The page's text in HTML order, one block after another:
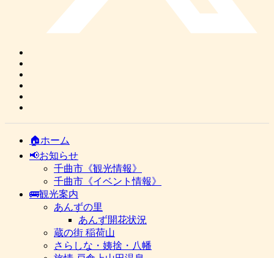
🏠ホーム
📢お知らせ
千曲市《観光情報》
千曲市《イベント情報》
🚌観光案内
あんずの里
あんず開花状況
蔵の街 稲荷山
さらしな・姨捨・八幡